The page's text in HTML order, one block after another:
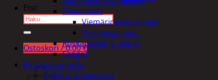
Etsi:
Ostoskori /0,00€
Ostoskori
Pesuaineet
Viemärinavausaineet
Yleispesuaineet
Roskapussit ja -astiat
Sangot
Piha ja puutarha
Grillaus ja savustus